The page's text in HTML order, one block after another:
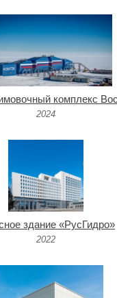
комплекс
2024
здание «РусГидро»
2022